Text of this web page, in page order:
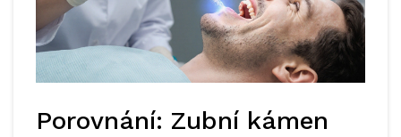
Porovnání: Zubní kámen